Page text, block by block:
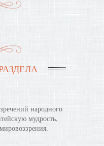
народного
мудрость,